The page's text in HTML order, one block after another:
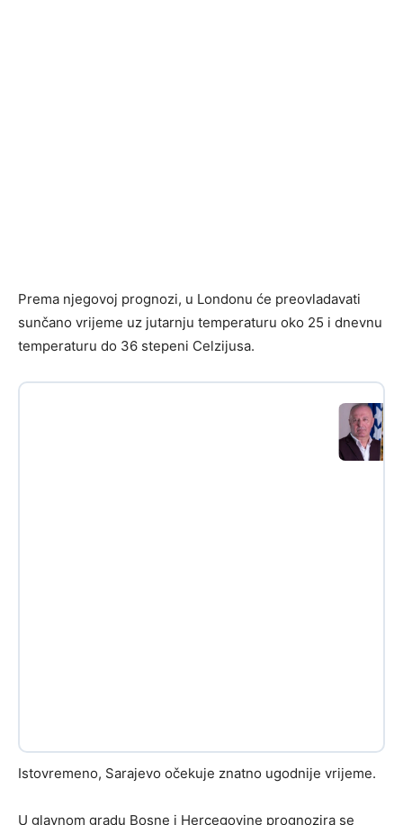
Prema njegovoj prognozi, u Londonu će preovladavati
sunčano vrijeme uz jutarnju temperaturu oko 25 i dnevnu
temperaturu do 36 stepeni Celzijusa.
Istovremeno, Sarajevo očekuje znatno ugodnije vrijeme.
U glavnom gradu Bosne i Hercegovine prognozira se